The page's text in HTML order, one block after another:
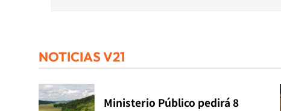
NOTICIAS V21
Ministerio Público pedirá 8